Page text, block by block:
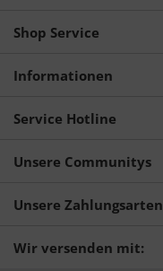
Shop Service
Informationen
Service Hotline
Unsere Communitys
Unsere Zahlungsarten
Wir versenden mit: